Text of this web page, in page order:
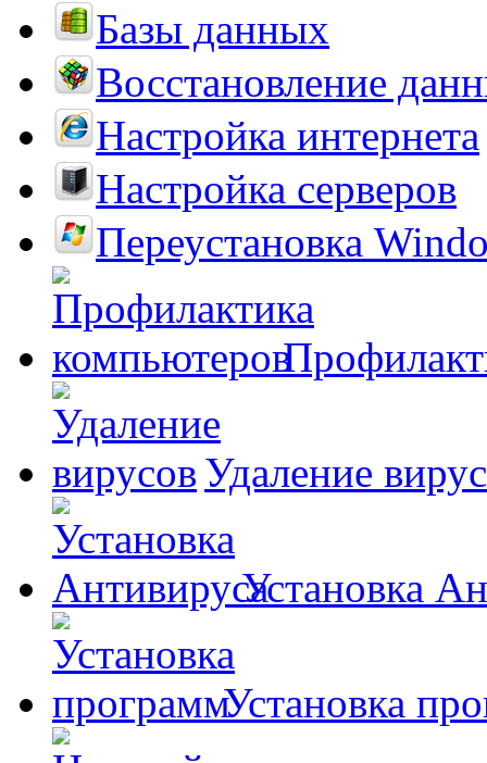
Базы данных
Восстановление
Настройка интернета
Настройка серверов
Переустановка
Удаление
Установка
Установка